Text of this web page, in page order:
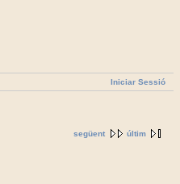
Iniciar Sessió
següent últim